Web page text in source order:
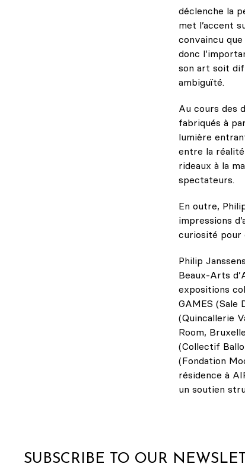
déclenche la
met l’accent
convaincu
donc
son art soit
ambiguïté.
Au cours des
fabriqués à
lumière
entre la
rideaux à la
spectateurs.
En outre,
impressions
curiosité pour
Philip
Beaux-Arts
expositions
GAMES (Sale
(Quincallerie
Room,
(Collectif
(Fondation
résidence à
un soutien
SUBSCRIBE TO OUR